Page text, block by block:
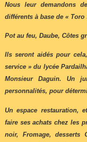
Nous leur demandons
différents à base de « Toro
Pot au feu, Daube, Côtes
Ils seront aidés pour
service » du lycée
Monsieur Daguin. Un
personnalités, pour
Un espace restauration,
faire ses achats chez les
noir, Fromage, desserts